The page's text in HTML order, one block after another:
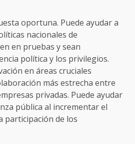
oportuna. Puede ayudar a
nacionales de
en pruebas y sean
política y los privilegios.
en áreas cruciales
más estrecha entre
privadas. Puede ayudar
pública al incrementar el
participación de los